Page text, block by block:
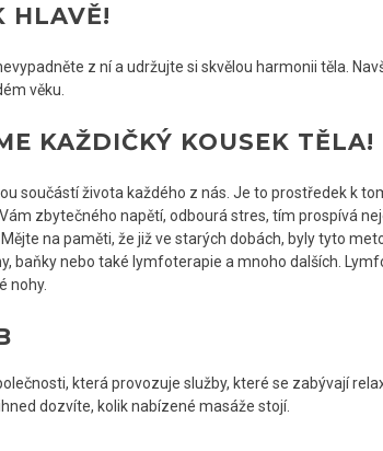
HLAVĚ!
z ní a udržujte si skvělou harmonii těla.
věku.
KAŽDIČKÝ KOUSEK TĚLA!
součástí života každého z nás. Je to prostředek k
zbytečného napětí, odbourá stres, tím prospívá
na paměti, že již ve starých dobách, byly tyto
baňky nebo také lymfoterapie a mnoho dalších.
nohy.
která provozuje služby, které se zabývají
dozvíte, kolik nabízené masáže stojí.